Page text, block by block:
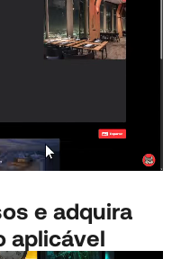
e adquira
aplicável